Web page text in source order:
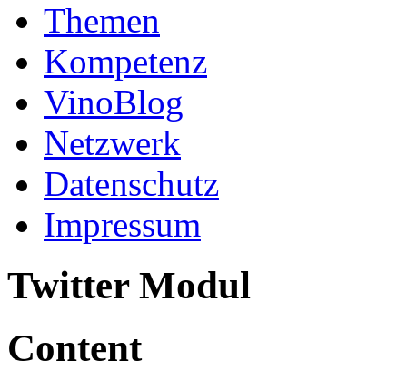
Themen
Kompetenz
VinoBlog
Netzwerk
Datenschutz
Impressum
Twitter Modul
Content